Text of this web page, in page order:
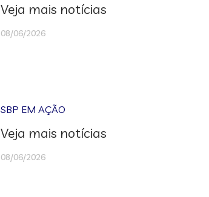
Veja mais notícias
08/06/2026
SBP EM AÇÃO
Veja mais notícias
08/06/2026